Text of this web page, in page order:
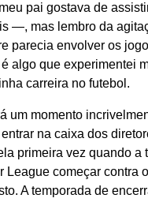
pai gostava de
—, mas lembro da
parecia envolver os
é algo que experimentei
carreira no futebol.
um momento
na caixa dos
primeira vez quando a
League começar contra
A temporada de